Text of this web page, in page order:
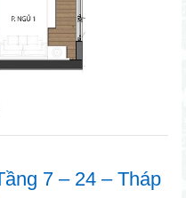
7 – 24 – Tháp